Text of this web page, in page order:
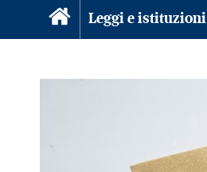
Leggi e istituzioni